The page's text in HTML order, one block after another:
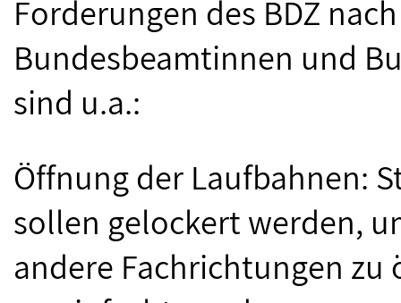
Forderungen des BDZ
Bundesbeamtinnen und
sind u.a.:
Öffnung der Laufbahnen:
sollen gelockert werden,
andere Fachrichtungen